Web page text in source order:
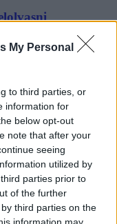
My Personal
to third parties, or
information for
below opt-out
note that after your
seeing
utilized by
parties prior to
of the further
third parties on the
information may
egy édesanya
A gyerek az.
komoly probléma az